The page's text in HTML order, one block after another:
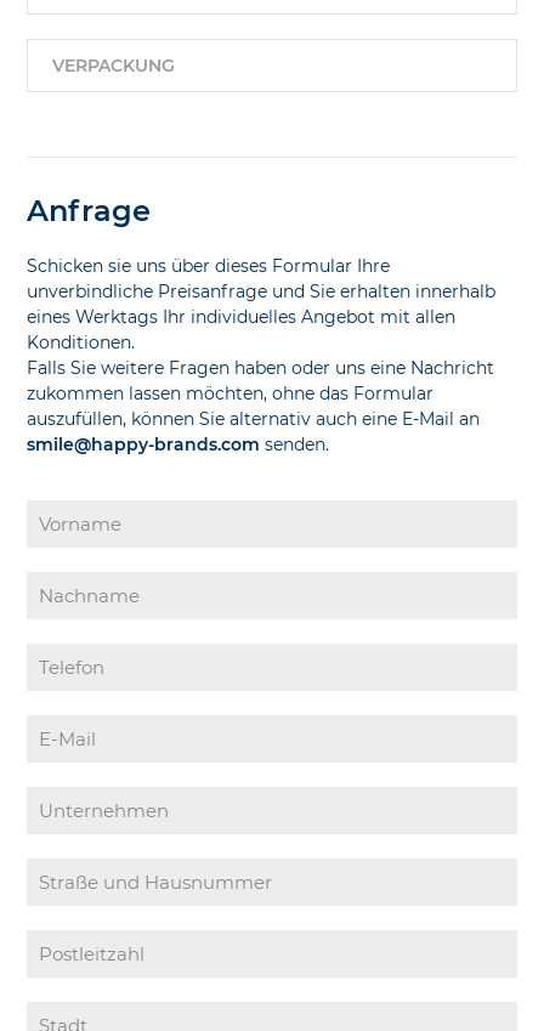
VERPACKUNG
Anfrage
Schicken sie uns über dieses Formular Ihre
unverbindliche Preisanfrage und Sie erhalten innerhalb
eines Werktags Ihr individuelles Angebot mit allen
Konditionen.
Falls Sie weitere Fragen haben oder uns eine Nachricht
zukommen lassen möchten, ohne das Formular
auszufüllen, können Sie alternativ auch eine E-Mail an
smile@happy-brands.com senden.